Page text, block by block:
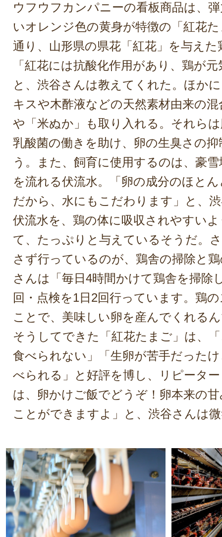
ウフウフカンパニーの看板商品は、
いオレンジ色の黄身が特徴の「紅花
通り、山形県の県花「紅花」を与え
「紅花には抗酸化作用があり、鶏が
と、渋谷さんは教えてくれた。ほか
キスや木酢液などの天然素材由来の
や「米ぬか」も取り入れる。それら
乳酸菌の働きを助け、卵の生臭さの
う。また、飼育に使用するのは、豪
を流れる伏流水。「卵の成分のほと
だから、水にもこだわります」と、
伏流水を、鶏の体に吸収されやすい
て、たっぷりと与えているそうだ。
さず行っているのが、鶏舎の掃除と
さんは「毎日4時間かけて鶏舎を掃除
回・点検を1日2回行っています。鶏
ことで、美味しい卵を産んでくれる
そうしてできた「紅花たまご」は、
食べられない」「生卵が苦手だった
べられる」と好評を博し、リピータ
は、卵かけご飯でどうぞ！卵本来の
ことができますよ」と、渋谷さんは